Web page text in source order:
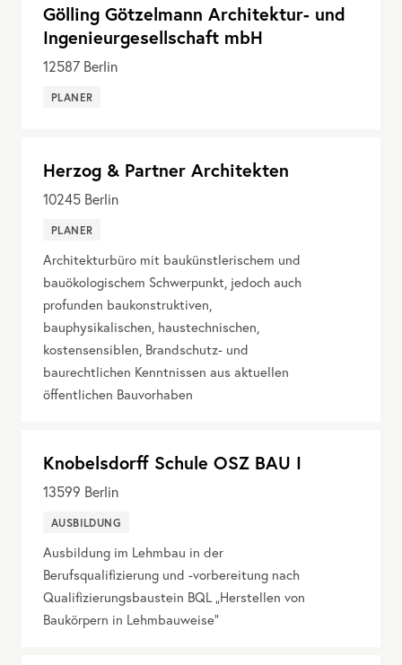
Gölling Götzelmann Architektur- und
Ingenieurgesellschaft mbH
12587 Berlin
PLANER
Herzog & Partner Architekten
10245 Berlin
PLANER
Architekturbüro mit baukünstlerischem und
bauökologischem Schwerpunkt, jedoch auch
profunden baukonstruktiven,
bauphysikalischen, haustechnischen,
kostensensiblen, Brandschutz- und
baurechtlichen Kenntnissen aus aktuellen
öffentlichen Bauvorhaben
Knobelsdorff Schule OSZ BAU I
13599 Berlin
AUSBILDUNG
Ausbildung im Lehmbau in der
Berufsqualifizierung und -vorbereitung nach
Qualifizierungsbaustein BQL „Herstellen von
Baukörpern in Lehmbauweise“